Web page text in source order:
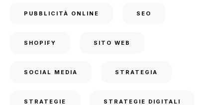
PUBBLICITÀ ONLINE SEO
SHOPIFY SITO WEB
SOCIAL MEDIA STRATEGIA
STRATEGIE STRATEGIE DIGITALI